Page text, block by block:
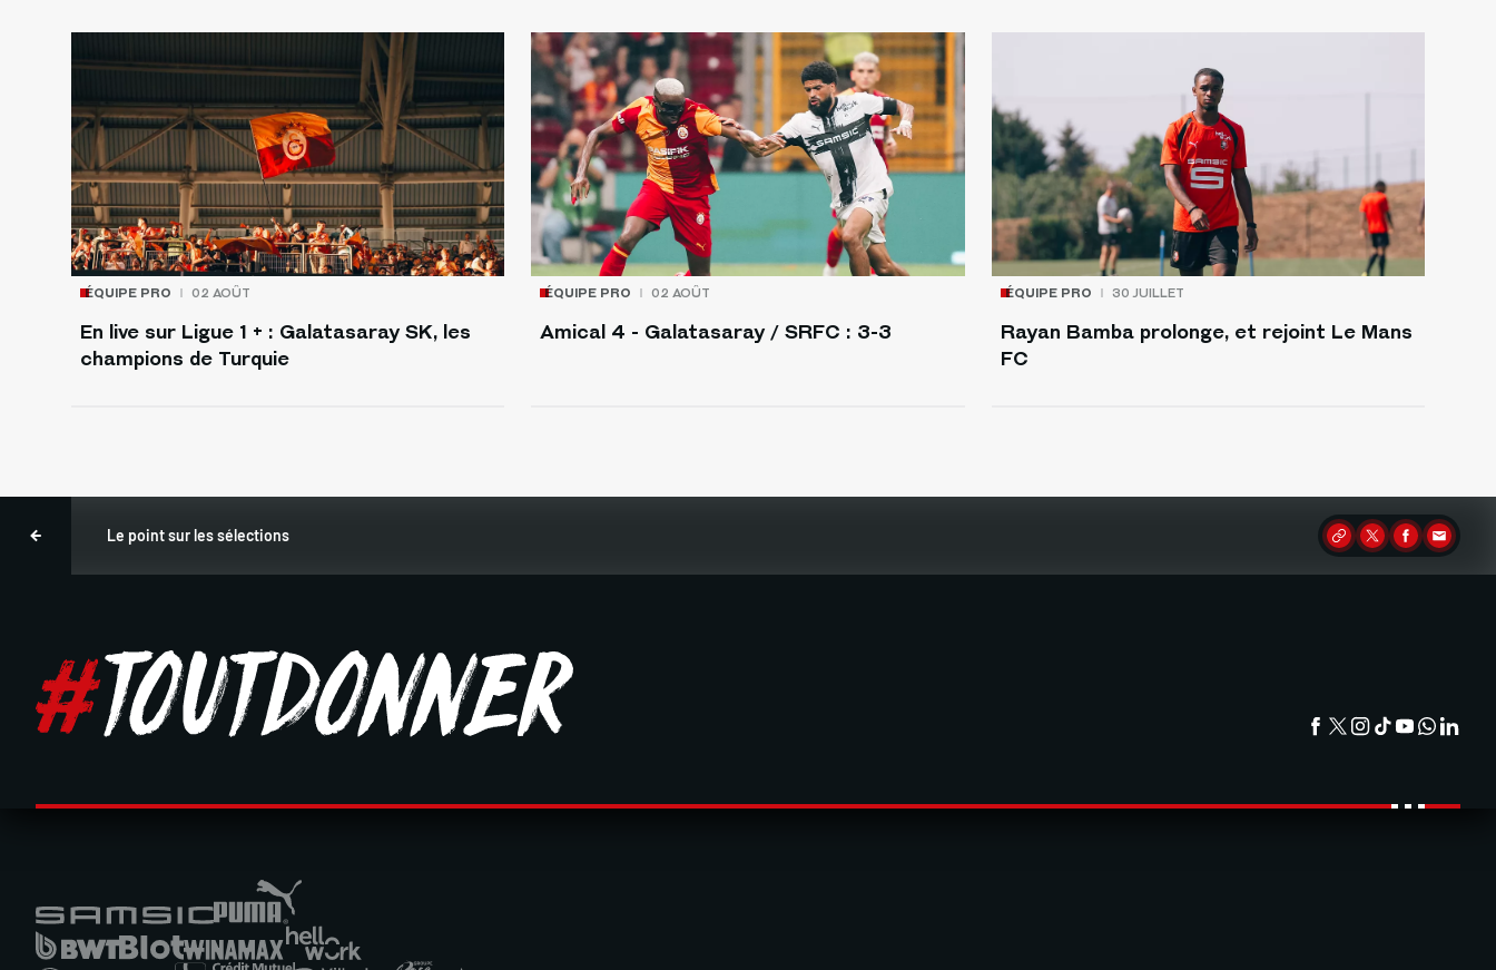
ÉQUIPE PRO 02 AOÛT
En live sur Ligue 1 + : Galatasaray SK, les
champions de Turquie
ÉQUIPE PRO 02 AOÛT
Amical 4 - Galatasaray / SRFC : 3-3
ÉQUIPE PRO 30 JUILLET
Rayan Bamba prolonge, et rejoint Le Mans
FC
Le point sur les sélections Partager